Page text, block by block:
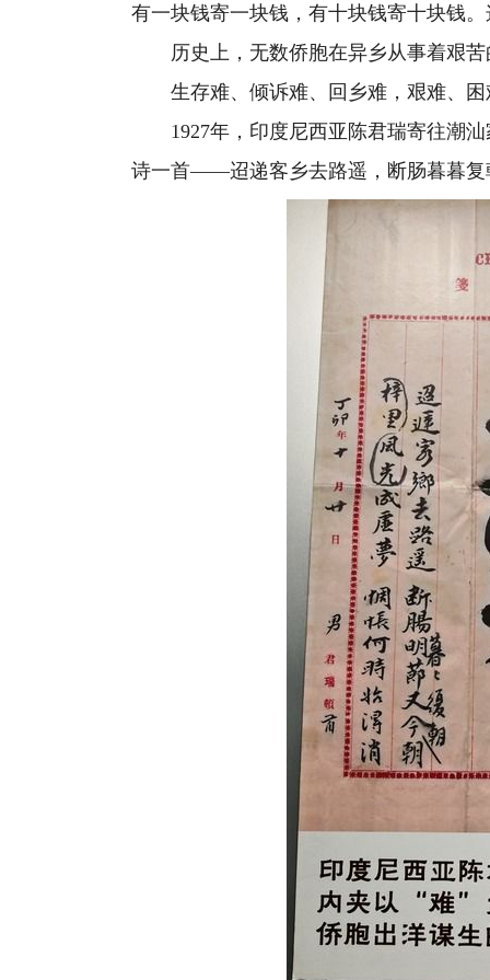
有一块钱寄一块钱，有十块钱寄十块钱
历史上，无数侨胞在异乡从事着艰苦
生存难、倾诉难、回乡难，艰难、困
1927年，印度尼西亚陈君瑞寄往潮汕
诗一首——迢递客乡去路遥，断肠暮暮复